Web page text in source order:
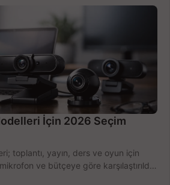
İçin 2026 Seçim
toplantı, yayın, ders ve oyun için
ve bütçeye göre karşılaştırıldı.